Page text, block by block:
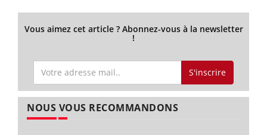
Vous aimez cet article ? Abonnez-vous à la newsletter
!
S'inscrire
NOUS VOUS RECOMMANDONS